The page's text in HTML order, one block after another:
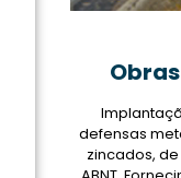
defensas
zincados,